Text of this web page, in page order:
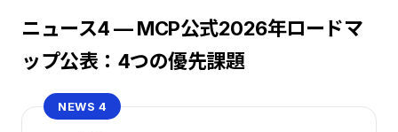
ニュース4 — MCP公式2026年ロードマ
ップ公表：4つの優先課題
NEWS 4